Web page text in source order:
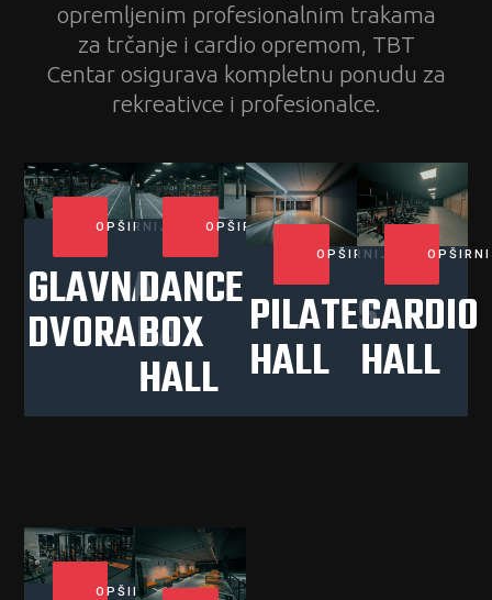
opremljenim profesionalnim trakama
za trčanje i cardio opremom, TBT
Centar osigurava kompletnu ponudu za
rekreativce i profesionalce.
OPŠIRNIJE
GLAVNA
DVORANA
OPŠIRNIJE
DANCE
BOX
HALL
OPŠIRNIJE
PILATES
HALL
CARDIO
HALL
OPŠIRNIJE